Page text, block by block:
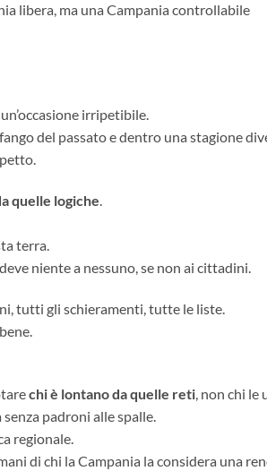
libera, ma una Campania controllabile
irripetibile.
del passato e dentro una stagione
quelle logiche
terra.
niente a nessuno, se non ai cittadini.
tutti gli schieramenti, tutte le liste.
chi è lontano da quelle reti, non chi le
padroni alle spalle.
regionale.
di chi la Campania la considera una